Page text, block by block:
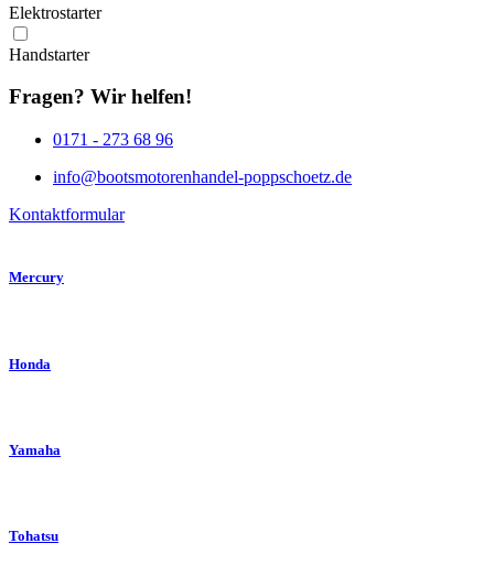
Elektrostarter
Handstarter
Fragen? Wir helfen!
0171 - 273 68 96
info@bootsmotorenhandel-poppschoetz.de
Kontaktformular
Mercury
Honda
Yamaha
Tohatsu